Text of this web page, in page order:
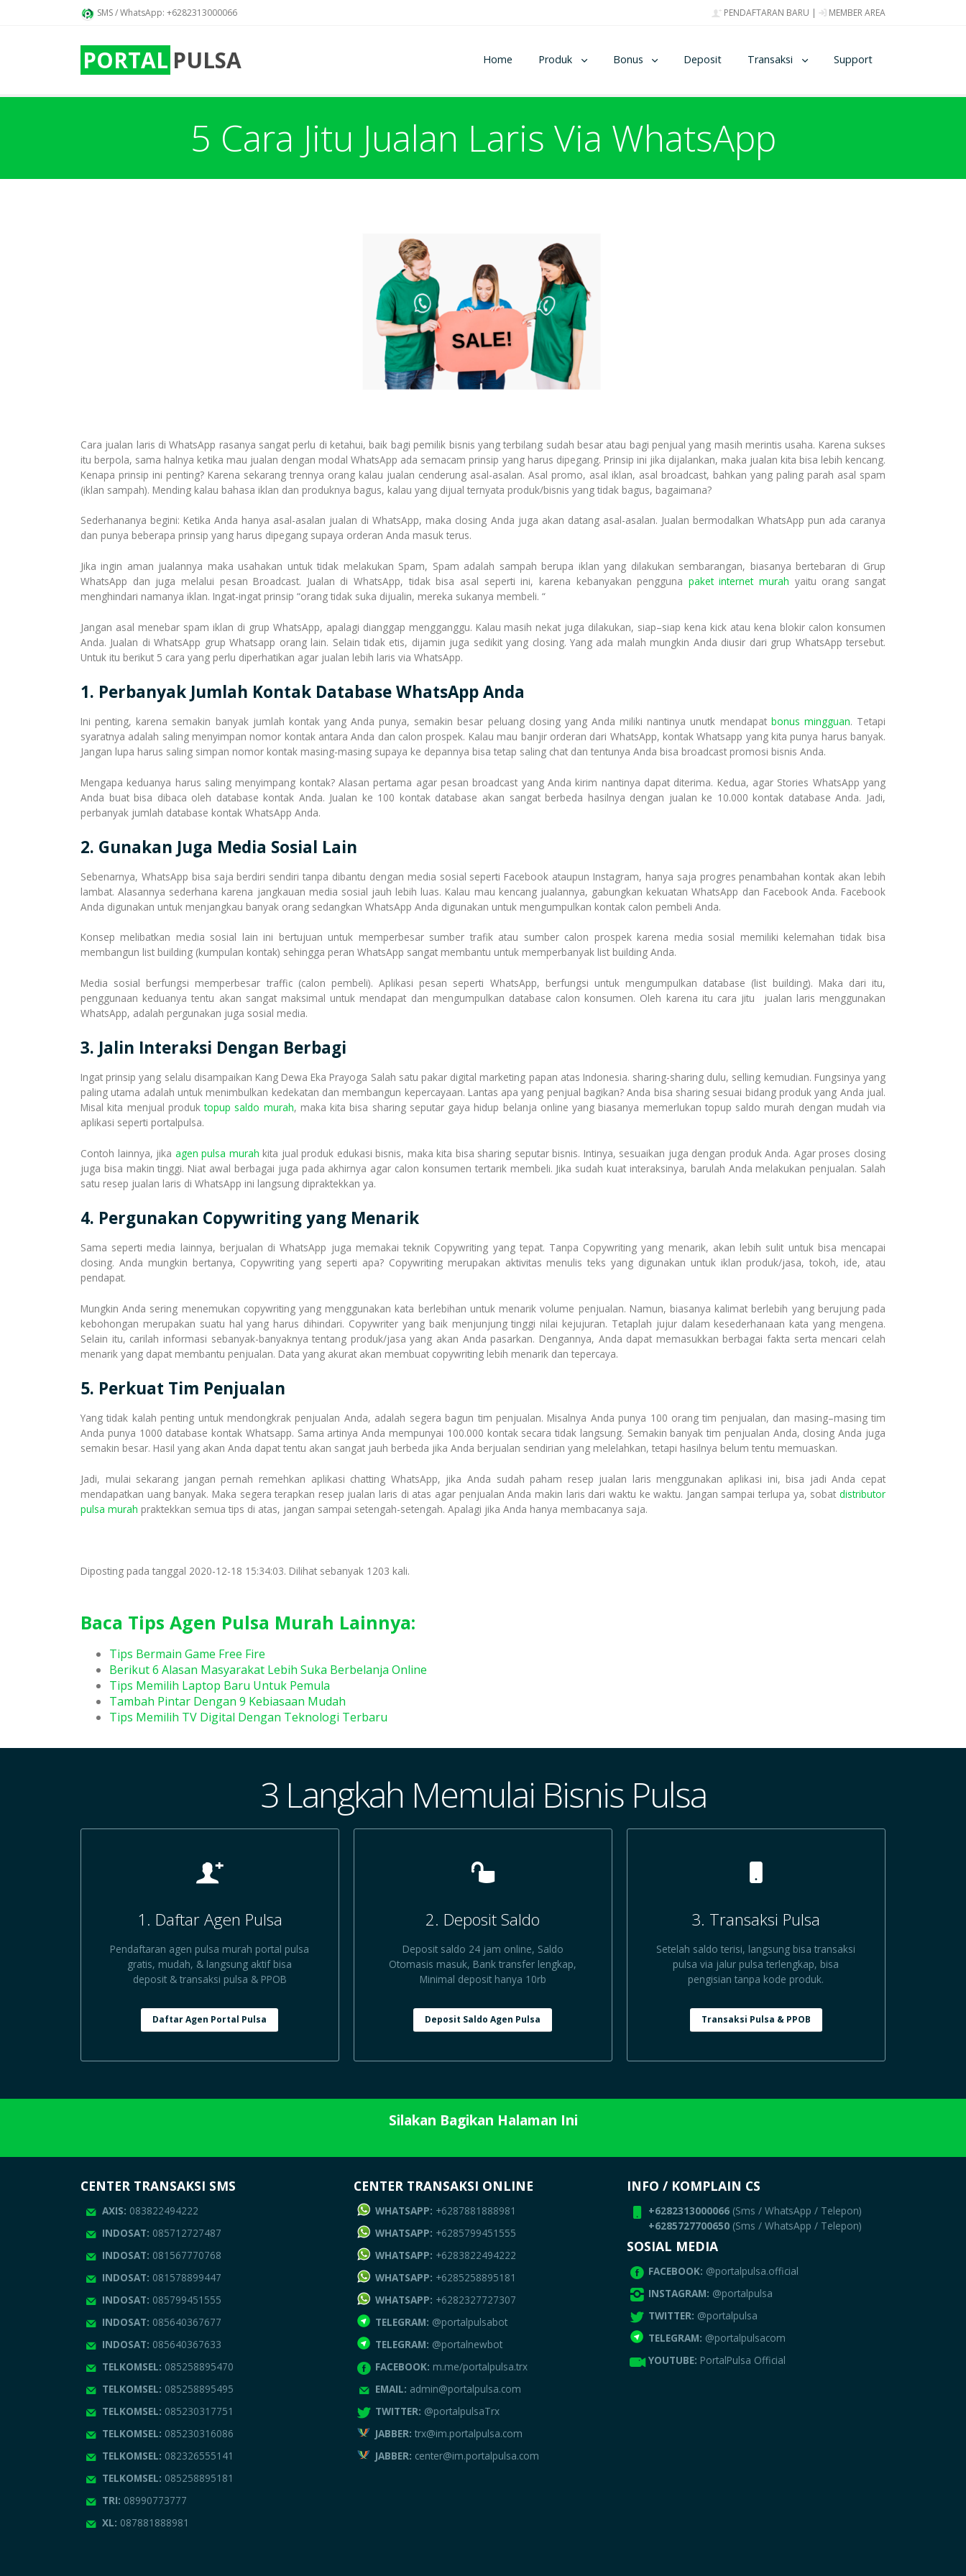
SMS / WhatsApp: +6282313000066 PENDAFTARAN BARU | MEMBER AREA
PORTAL PULSA Home Produk Bonus Deposit Transaksi Support
5 Cara Jitu Jualan Laris Via WhatsApp
Cara jualan laris di WhatsApp rasanya sangat perlu di ketahui, baik bagi pemilik bisnis yang terbilang sudah besar atau bagi penjual yang masih merintis usaha. Karena sukses
itu berpola, sama halnya ketika mau jualan dengan modal WhatsApp ada semacam prinsip yang harus dipegang. Prinsip ini jika dijalankan, maka jualan kita bisa lebih kencang.
Kenapa prinsip ini penting? Karena sekarang trennya orang kalau jualan cenderung asal-asalan. Asal promo, asal iklan, asal broadcast, bahkan yang paling parah asal spam
(iklan sampah). Mending kalau bahasa iklan dan produknya bagus, kalau yang dijual ternyata produk/bisnis yang tidak bagus, bagaimana?
Sederhananya begini: Ketika Anda hanya asal-asalan jualan di WhatsApp, maka closing Anda juga akan datang asal-asalan. Jualan bermodalkan WhatsApp pun ada caranya
dan punya beberapa prinsip yang harus dipegang supaya orderan Anda masuk terus.
Jika ingin aman jualannya maka usahakan untuk tidak melakukan Spam, Spam adalah sampah berupa iklan yang dilakukan sembarangan, biasanya bertebaran di Grup
WhatsApp dan juga melalui pesan Broadcast. Jualan di WhatsApp, tidak bisa asal seperti ini, karena kebanyakan pengguna paket internet murah yaitu orang sangat
menghindari namanya iklan. Ingat-ingat prinsip “orang tidak suka dijualin, mereka sukanya membeli. “
Jangan asal menebar spam iklan di grup WhatsApp, apalagi dianggap mengganggu. Kalau masih nekat juga dilakukan, siap–siap kena kick atau kena blokir calon konsumen
Anda. Jualan di WhatsApp grup Whatsapp orang lain. Selain tidak etis, dijamin juga sedikit yang closing. Yang ada malah mungkin Anda diusir dari grup WhatsApp tersebut.
Untuk itu berikut 5 cara yang perlu diperhatikan agar jualan lebih laris via WhatsApp.
1. Perbanyak Jumlah Kontak Database WhatsApp Anda
Ini penting, karena semakin banyak jumlah kontak yang Anda punya, semakin besar peluang closing yang Anda miliki nantinya unutk mendapat bonus mingguan. Tetapi
syaratnya adalah saling menyimpan nomor kontak antara Anda dan calon prospek. Kalau mau banjir orderan dari WhatsApp, kontak Whatsapp yang kita punya harus banyak.
Jangan lupa harus saling simpan nomor kontak masing-masing supaya ke depannya bisa tetap saling chat dan tentunya Anda bisa broadcast promosi bisnis Anda.
Mengapa keduanya harus saling menyimpang kontak? Alasan pertama agar pesan broadcast yang Anda kirim nantinya dapat diterima. Kedua, agar Stories WhatsApp yang
Anda buat bisa dibaca oleh database kontak Anda. Jualan ke 100 kontak database akan sangat berbeda hasilnya dengan jualan ke 10.000 kontak database Anda. Jadi,
perbanyak jumlah database kontak WhatsApp Anda.
2. Gunakan Juga Media Sosial Lain
Sebenarnya, WhatsApp bisa saja berdiri sendiri tanpa dibantu dengan media sosial seperti Facebook ataupun Instagram, hanya saja progres penambahan kontak akan lebih
lambat. Alasannya sederhana karena jangkauan media sosial jauh lebih luas. Kalau mau kencang jualannya, gabungkan kekuatan WhatsApp dan Facebook Anda. Facebook
Anda digunakan untuk menjangkau banyak orang sedangkan WhatsApp Anda digunakan untuk mengumpulkan kontak calon pembeli Anda.
Konsep melibatkan media sosial lain ini bertujuan untuk memperbesar sumber trafik atau sumber calon prospek karena media sosial memiliki kelemahan tidak bisa
membangun list building (kumpulan kontak) sehingga peran WhatsApp sangat membantu untuk memperbanyak list building Anda.
Media sosial berfungsi memperbesar traffic (calon pembeli). Aplikasi pesan seperti WhatsApp, berfungsi untuk mengumpulkan database (list building). Maka dari itu,
penggunaan keduanya tentu akan sangat maksimal untuk mendapat dan mengumpulkan database calon konsumen. Oleh karena itu cara jitu jualan laris menggunakan
WhatsApp, adalah pergunakan juga sosial media.
3. Jalin Interaksi Dengan Berbagi
Ingat prinsip yang selalu disampaikan Kang Dewa Eka Prayoga Salah satu pakar digital marketing papan atas Indonesia. sharing-sharing dulu, selling kemudian. Fungsinya yang
paling utama adalah untuk menimbulkan kedekatan dan membangun kepercayaan. Lantas apa yang penjual bagikan? Anda bisa sharing sesuai bidang produk yang Anda jual.
Misal kita menjual produktopup saldo murah, maka kita bisa sharing seputar gaya hidup belanja online yang biasanya memerlukan topup saldo murah dengan mudah via
aplikasi seperti portalpulsa.
Contoh lainnya, jika agen pulsa murah kita jual produk edukasi bisnis, maka kita bisa sharing seputar bisnis. Intinya, sesuaikan juga dengan produk Anda. Agar proses closing
juga bisa makin tinggi. Niat awal berbagai juga pada akhirnya agar calon konsumen tertarik membeli. Jika sudah kuat interaksinya, barulah Anda melakukan penjualan. Salah
satu resep jualan laris di WhatsApp ini langsung dipraktekkan ya.
4. Pergunakan Copywriting yang Menarik
Sama seperti media lainnya, berjualan di WhatsApp juga memakai teknik Copywriting yang tepat. Tanpa Copywriting yang menarik, akan lebih sulit untuk bisa mencapai
closing. Anda mungkin bertanya, Copywriting yang seperti apa? Copywriting merupakan aktivitas menulis teks yang digunakan untuk iklan produk/jasa, tokoh, ide, atau
pendapat.
Mungkin Anda sering menemukan copywriting yang menggunakan kata berlebihan untuk menarik volume penjualan. Namun, biasanya kalimat berlebih yang berujung pada
kebohongan merupakan suatu hal yang harus dihindari. Copywriter yang baik menjunjung tinggi nilai kejujuran. Tetaplah jujur dalam kesederhanaan kata yang mengena.
Selain itu, carilah informasi sebanyak-banyaknya tentang produk/jasa yang akan Anda pasarkan. Dengannya, Anda dapat memasukkan berbagai fakta serta mencari celah
menarik yang dapat membantu penjualan. Data yang akurat akan membuat copywriting lebih menarik dan tepercaya.
5. Perkuat Tim Penjualan
Yang tidak kalah penting untuk mendongkrak penjualan Anda, adalah segera bagun tim penjualan. Misalnya Anda punya 100 orang tim penjualan, dan masing–masing tim
Anda punya 1000 database kontak Whatsapp. Sama artinya Anda mempunyai 100.000 kontak secara tidak langsung. Semakin banyak tim penjualan Anda, closing Anda juga
semakin besar. Hasil yang akan Anda dapat tentu akan sangat jauh berbeda jika Anda berjualan sendirian yang melelahkan, tetapi hasilnya belum tentu memuaskan.
Jadi, mulai sekarang jangan pernah remehkan aplikasi chatting WhatsApp, jika Anda sudah paham resep jualan laris menggunakan aplikasi ini, bisa jadi Anda cepat
mendapatkan uang banyak. Maka segera terapkan resep jualan laris di atas agar penjualan Anda makin laris dari waktu ke waktu. Jangan sampai terlupa ya, sobat distributor
pulsa murah praktekkan semua tips di atas, jangan sampai setengah-setengah. Apalagi jika Anda hanya membacanya saja.
Diposting pada tanggal 2020-12-18 15:34:03. Dilihat sebanyak 1203 kali.
Baca Tips Agen Pulsa Murah Lainnya:
Tips Bermain Game Free Fire
Berikut 6 Alasan Masyarakat Lebih Suka Berbelanja Online
Tips Memilih Laptop Baru Untuk Pemula
Tambah Pintar Dengan 9 Kebiasaan Mudah
Tips Memilih TV Digital Dengan Teknologi Terbaru
3 Langkah Memulai Bisnis Pulsa
1. Daftar Agen Pulsa
Pendaftaran agen pulsa murah portal pulsa
gratis, mudah, & langsung aktif bisa
deposit & transaksi pulsa & PPOB
Daftar Agen Portal Pulsa
2. Deposit Saldo
Deposit saldo 24 jam online, Saldo
Otomasis masuk, Bank transfer lengkap,
Minimal deposit hanya 10rb
Deposit Saldo Agen Pulsa
3. Transaksi Pulsa
Setelah saldo terisi, langsung bisa transaksi
pulsa via jalur pulsa terlengkap, bisa
pengisian tanpa kode produk.
Transaksi Pulsa & PPOB
Silakan Bagikan Halaman Ini
CENTER TRANSAKSI SMS
AXIS: 083822494222
INDOSAT: 085712727487
INDOSAT: 081567770768
INDOSAT: 081578899447
INDOSAT: 085799451555
INDOSAT: 085640367677
INDOSAT: 085640367633
TELKOMSEL: 085258895470
TELKOMSEL: 085258895495
TELKOMSEL: 085230317751
TELKOMSEL: 085230316086
TELKOMSEL: 082326555141
TELKOMSEL: 085258895181
TRI: 08990773777
XL: 087881888981
CENTER TRANSAKSI ONLINE
WHATSAPP: +6287881888981
WHATSAPP: +6285799451555
WHATSAPP: +6283822494222
WHATSAPP: +6285258895181
WHATSAPP: +6282327727307
TELEGRAM: @portalpulsabot
TELEGRAM: @portalnewbot
FACEBOOK: m.me/portalpulsa.trx
EMAIL: admin@portalpulsa.com
TWITTER: @portalpulsaTrx
JABBER: trx@im.portalpulsa.com
JABBER: center@im.portalpulsa.com
INFO / KOMPLAIN CS
+6282313000066(Sms / WhatsApp / Telepon)
+6285727700650(Sms / WhatsApp / Telepon)
SOSIAL MEDIA
FACEBOOK: @portalpulsa.official
INSTAGRAM: @portalpulsa
TWITTER: @portalpulsa
TELEGRAM: @portalpulsacom
YOUTUBE: PortalPulsa Official